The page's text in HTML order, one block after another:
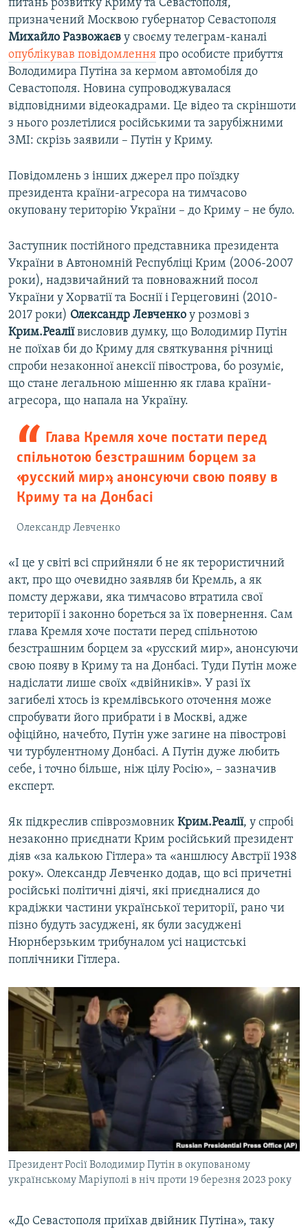
питань розвитку Криму та Севастополя,
призначений Москвою губернатор Севастополя
Михайло Развожаєв у своєму телеграм-каналі
опублікував повідомлення про особисте прибуття
Володимира Путіна за кермом автомобіля до
Севастополя. Новина супроводжувалася
відповідними відеокадрами. Це відео та скріншоти
з нього розлетілися російськими та зарубіжними
ЗМІ: скрізь заявили – Путін у Криму.
Повідомлень з інших джерел про поїздку
президента країни-агресора на тимчасово
окуповану територію України – до Криму – не було.
Заступник постійного представника президента
України в Автономній Республіці Крим (2006-2007
роки), надзвичайний та повноважний посол
України у Хорватії та Боснії і Герцеговині (2010-
2017 роки) Олександр Левченко у розмові з
Крим.Реаліївисловив думку, що Володимир Путін
не поїхав би до Криму для святкування річниці
спроби незаконної анексії півострова, бо розуміє,
що стане легальною мішенню як глава країни-
агресора, що напала на Україну.
Глава Кремля хоче постати перед
спільнотою безстрашним борцем за
«русский мир», анонсуючи свою появу в
Криму та на Донбасі
Олександр Левченко
«І це у світі всі сприйняли б не як терористичний
акт, про що очевидно заявляв би Кремль, а як
помсту держави, яка тимчасово втратила свої
території і законно бореться за їх повернення. Сам
глава Кремля хоче постати перед спільнотою
безстрашним борцем за «русский мир», анонсуючи
свою появу в Криму та на Донбасі. Туди Путін може
надіслати лише своїх «двійників». У разі їх
загибелі хтось із кремлівського оточення може
спробувати його прибрати і в Москві, адже
офіційно, начебто, Путін уже загине на півострові
чи турбулентному Донбасі. А Путін дуже любить
себе, і точно більше, ніж цілу Росію», – зазначив
експерт.
Як підкреслив співрозмовник Крим.Реалії, у спробі
незаконно приєднати Крим російський президент
діяв «за калькою Гітлера» та «аншлюсу Австрії 1938
року». Олександр Левченко додав, що всі причетні
російські політичні діячі, які приєдналися до
крадіжки частини української території, рано чи
пізно будуть засуджені, як були засуджені
Нюрнберзьким трибуналом усі нацистські
поплічники Гітлера.
Президент Росії Володимир Путін в окупованому
українському Маріуполі в ніч проти 19 березня 2023 року
«До Севастополя приїхав двійник Путіна», таку